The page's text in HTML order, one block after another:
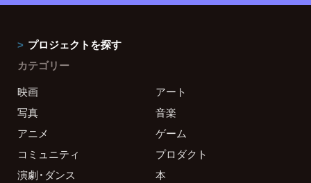
プロジェクトを探す
カテゴリー
映画
アート
写真
音楽
アニメ
ゲーム
コミュニティ
プロダクト
演劇・ダンス
本